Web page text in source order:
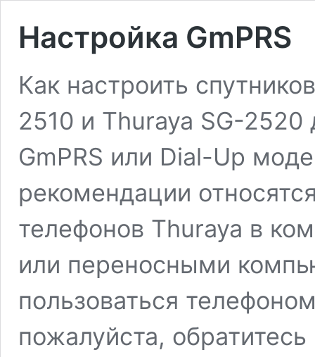
Настройка GmPRS
Как настроить
2510 и Thuraya SG-2520
GmPRS или Dial-Up
рекомендации
телефонов Thuraya в
или переносными
пользоваться
пожалуйста,